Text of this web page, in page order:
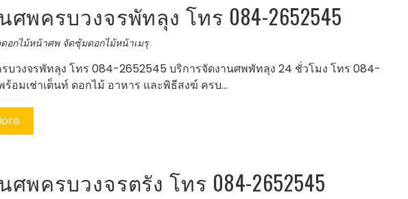
ศพครบวงจรพัทลุง โทร 084-2652545
อกไม้หน้าศพ จัดซุ้มดอกไม้หน้าเมรุ
บวงจรพัทลุง โทร 084-2652545 บริการจัดงานศพพัทลุง 24 ชั่วโมง โทร 084-
อมเช่าเต็นท์ ดอกไม้ อาหาร และพิธีสงฆ์ ครบ…
ศพครบวงจรตรัง โทร 084-2652545